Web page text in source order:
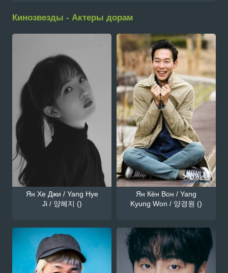
Кинозвезды - Актеры дорам
Ян Хе Джи / Yang Hye
Ji / 양혜지 ()
Ян Кён Вон / Yang
Kyung Won / 양경원 ()